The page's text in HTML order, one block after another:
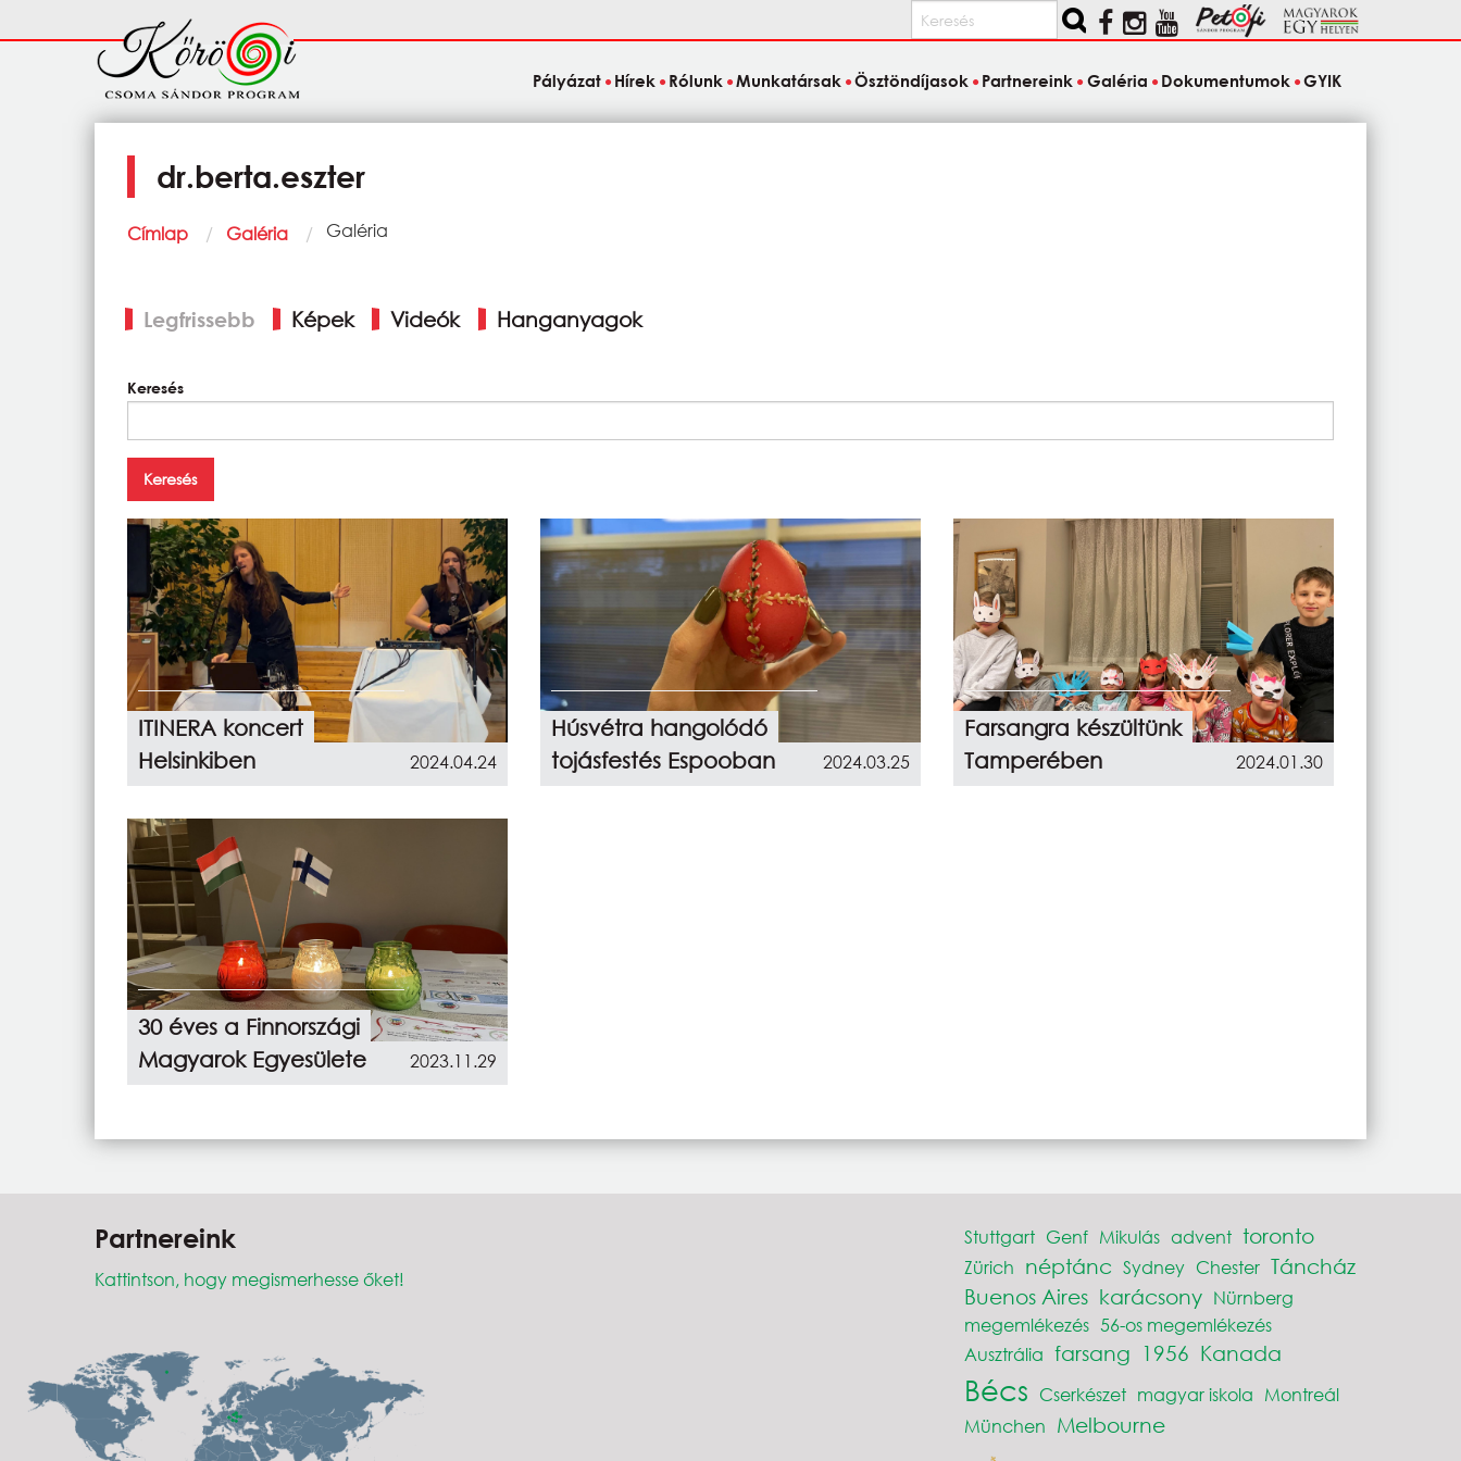
Keresés
Fő
navigáció
Pályázat Hírek Rólunk Munkatársak Ösztöndíjasok Partnereink Galéria Dokumentumok GYIK
dr.berta.eszter
Morzsa
Címlap Galéria Current:
Galéria
fülek
Legfrissebb Képek Videók Hanganyagok
Keresés
ITINERA koncert
Helsinkiben
2024.04.24
Húsvétra hangolódó
tojásfestés Espooban
2024.03.25
Farsangra készültünk
Tamperében
2024.01.30
30 éves a Finnországi
Magyarok Egyesülete
2023.11.29
Partnereink
Kattintson, hogy megismerhesse őket!
Stuttgart Genf Mikulás advent toronto
Zürich néptánc Sydney Chester Táncház
Buenos Aires karácsony Nürnberg
megemlékezés 56-os megemlékezés
Ausztrália farsang 1956 Kanada
Bécs Cserkészet magyar iskola Montreál
München Melbourne